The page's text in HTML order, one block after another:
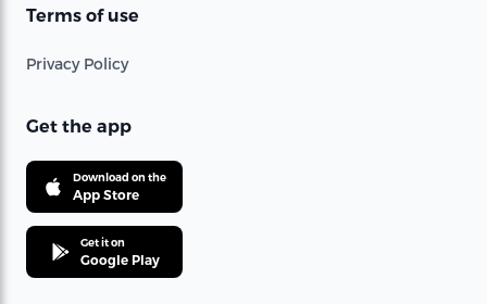
Terms of use
Privacy Policy
Get the app
Download on the
App Store
Get it on
Google Play